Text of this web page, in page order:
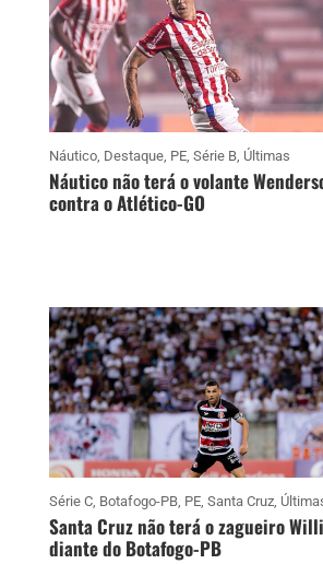
Náutico, Destaque, PE, Série B, Últimas
Náutico não terá o volante
contra o Atlético-GO
Série C, Botafogo-PB, PE, Santa Cruz,
Santa Cruz não terá o zagueiro
diante do Botafogo-PB